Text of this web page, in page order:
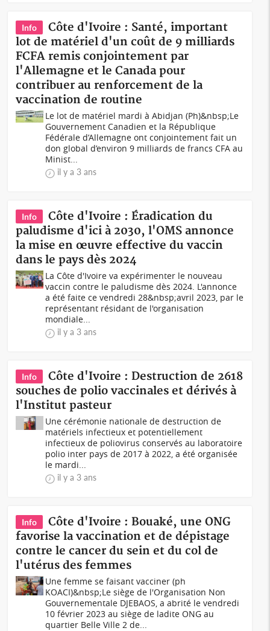
Info
Côte d'Ivoire : Santé, important
lot de matériel d'un coût de 9 milliards
FCFA remis conjointement par
l'Allemagne et le Canada pour
contribuer au renforcement de la
vaccination de routine
Le lot de matériel mardi à Abidjan (Ph)&nbsp;Le
Gouvernement Canadien et la République
Fédérale d’Allemagne ont conjointement fait un
don global d’environ 9 milliards de francs CFA au
Minist...
il y a 3 ans
Info
Côte d'Ivoire : Éradication du
paludisme d'ici à 2030, l'OMS annonce
la mise en œuvre effective du vaccin
dans le pays dès 2024
La Côte d'Ivoire va expérimenter le nouveau
vaccin contre le paludisme dès 2024. L'annonce
a été faite ce vendredi 28&nbsp;avril 2023, par le
représentant résidant de l'organisation
mondiale...
il y a 3 ans
Info
Côte d'Ivoire : Destruction de 2618
souches de polio vaccinales et dérivés à
l'Institut pasteur
Une cérémonie nationale de destruction de
matériels infectieux et potentiellement
infectieux de poliovirus conservés au laboratoire
polio inter pays de 2017 à 2022, a été organisée
le mardi...
il y a 3 ans
Info
Côte d'Ivoire : Bouaké, une ONG
favorise la vaccination et de dépistage
contre le cancer du sein et du col de
l'utérus des femmes
Une femme se faisant vacciner (ph
KOACI)&nbsp;Le siège de l'Organisation Non
Gouvernementale DJEBAOS, a abrité le vendredi
10 février 2023 au siège de ladite ONG au
quartier Belle Ville 2 de...